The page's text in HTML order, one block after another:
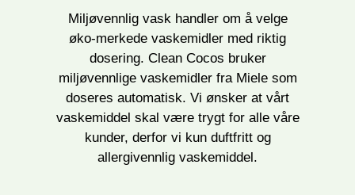
Miljøvennlig vask handler om å velge
øko-merkede vaskemidler med riktig
dosering. Clean Cocos bruker
miljøvennlige vaskemidler fra Miele som
doseres automatisk. Vi ønsker at vårt
vaskemiddel skal være trygt for alle våre
kunder, derfor vi kun duftfritt og
allergivennlig vaskemiddel.